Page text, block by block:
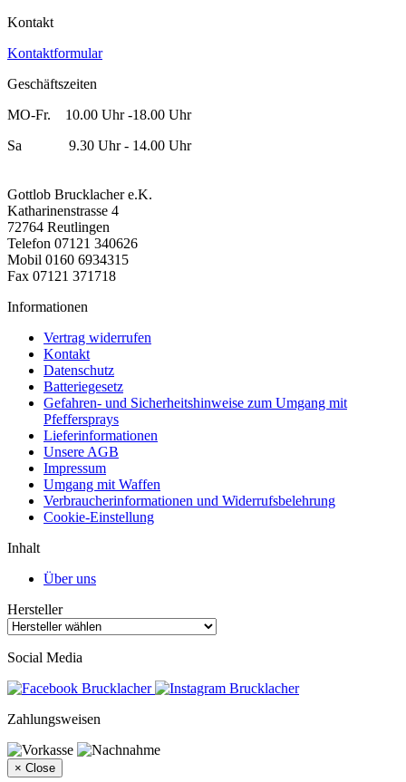
Kontakt
Kontaktformular
Geschäftszeiten
MO-Fr. 10.00 Uhr -18.00 Uhr
Sa 9.30 Uhr - 14.00 Uhr
Gottlob Brucklacher e.K.
Katharinenstrasse 4
72764 Reutlingen
Telefon 07121 340626
Mobil 0160 6934315
Fax 07121 371718
Informationen
Vertrag widerrufen
Kontakt
Datenschutz
Batteriegesetz
Gefahren- und Sicherheitshinweise zum Umgang mit
Pfeffersprays
Lieferinformationen
Unsere AGB
Impressum
Umgang mit Waffen
Verbraucherinformationen und Widerrufsbelehrung
Cookie-Einstellung
Inhalt
Über uns
Hersteller
Social Media
Zahlungsweisen
× Close